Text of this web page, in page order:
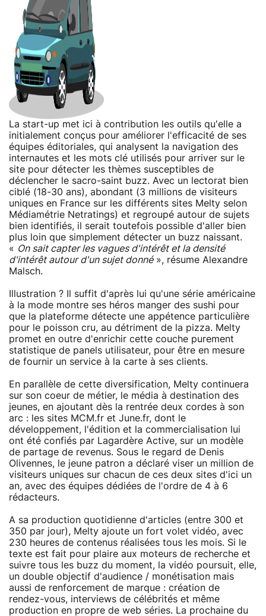
La start-up met ici à contribution les outils qu'elle a
initialement conçus pour améliorer l'efficacité de ses
équipes éditoriales, qui analysent la navigation des
internautes et les mots clé utilisés pour arriver sur le
site pour détecter les thèmes susceptibles de
déclencher le sacro-saint buzz. Avec un lectorat bien
ciblé (18-30 ans), abondant (3 millions de visiteurs
uniques en France sur les différents sites Melty selon
Médiamétrie Netratings) et regroupé autour de sujets
bien identifiés, il serait toutefois possible d'aller bien
plus loin que simplement détecter un buzz naissant.
« On sait capter les vagues d'intérêt et la densité
d'intérêt autour d'un sujet donné», résume Alexandre
Malsch.
Illustration ? Il suffit d'après lui qu'une série américaine
à la mode montre ses héros manger des sushi pour
que la plateforme détecte une appétence particulière
pour le poisson cru, au détriment de la pizza. Melty
promet en outre d'enrichir cette couche purement
statistique de panels utilisateur, pour être en mesure
de fournir un service à la carte à ses clients.
En parallèle de cette diversification, Melty continuera
sur son coeur de métier, le média à destination des
jeunes, en ajoutant dès la rentrée deux cordes à son
arc : les sites MCM.fr et June.fr, dont le
développement, l'édition et la commercialisation lui
ont été confiés par Lagardère Active, sur un modèle
de partage de revenus. Sous le regard de Denis
Olivennes, le jeune patron a déclaré viser un million de
visiteurs uniques sur chacun de ces deux sites d'ici un
an, avec des équipes dédiées de l'ordre de 4 à 6
rédacteurs.
A sa production quotidienne d'articles (entre 300 et
350 par jour), Melty ajoute un fort volet vidéo, avec
230 heures de contenus réalisées tous les mois. Si le
texte est fait pour plaire aux moteurs de recherche et
suivre tous les buzz du moment, la vidéo poursuit, elle,
un double objectif d'audience / monétisation mais
aussi de renforcement de marque : création de
rendez-vous, interviews de célébrités et même
production en propre de web séries. La prochaine du